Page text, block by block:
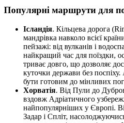
Популярні маршрути для
Ісландія. Кільцева дорога
мандрівка навколо всієї
пейзажі: від вулканів і
найкращий час для поїздки,
триває довго, що дозволяє
куточки держави без поспіху.
бути готовим до мінливих
Хорватія. Від Пули до
вздовж Адріатичного
найпопулярніших у Європі.
Задар і Спліт,